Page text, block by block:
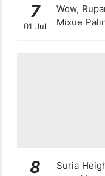
7
01 Jul
Wow,
Mixue
8
Suria